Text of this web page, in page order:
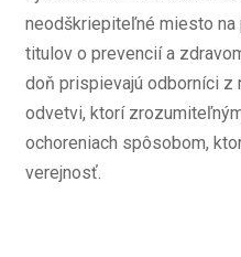
neodškriepiteľné miesto na
titulov o prevencií a
doň prispievajú odborníci z
odvetvi, ktorí
ochoreniach spôsobom,
verejnosť.